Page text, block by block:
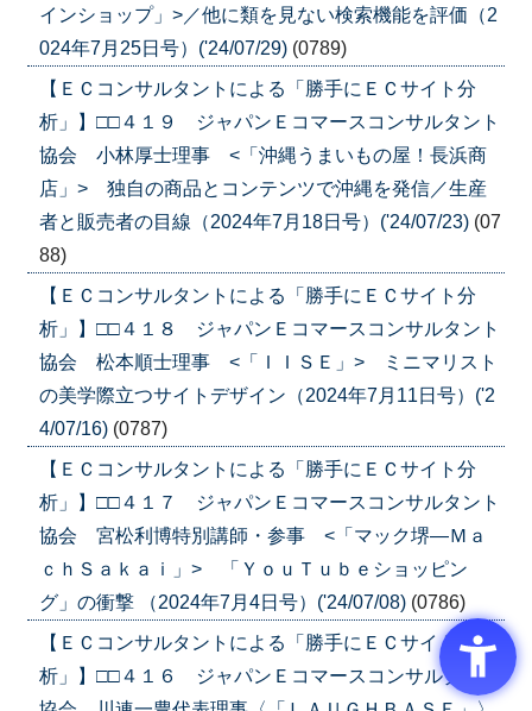
インショップ」>／他に類を見ない検索機能を評価（2
024年7月25日号）('24/07/29) (0789)
【ＥＣコンサルタントによる「勝手にＥＣサイト分
析」】□□４１９ ジャパンＥコマースコンサルタント
協会 小林厚士理事 <「沖縄うまいもの屋！長浜商
店」> 独自の商品とコンテンツで沖縄を発信／生産
者と販売者の目線（2024年7月18日号）('24/07/23) (07
88)
【ＥＣコンサルタントによる「勝手にＥＣサイト分
析」】□□４１８ ジャパンＥコマースコンサルタント
協会 松本順士理事 <「ＩＩＳＥ」> ミニマリスト
の美学際立つサイトデザイン（2024年7月11日号）('2
4/07/16) (0787)
【ＥＣコンサルタントによる「勝手にＥＣサイト分
析」】□□４１７ ジャパンＥコマースコンサルタント
協会 宮松利博特別講師・参事 <「マック堺―Ｍａ
ｃｈＳａｋａｉ」> 「ＹｏｕＴｕｂｅショッピン
グ」の衝撃 （2024年7月4日号）('24/07/08) (0786)
【ＥＣコンサルタントによる「勝手にＥＣサイト分
析」】□□４１６ ジャパンＥコマースコンサルタント